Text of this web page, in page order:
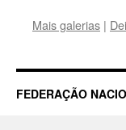
Mais galerias |
FEDERAÇÃO